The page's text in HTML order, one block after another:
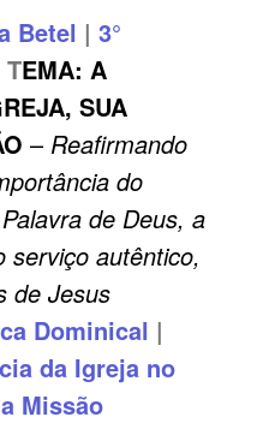
Betel | 3°
EMA: A
SUA
– Reafirmando
do
de Deus, a
serviço autêntico,
de Jesus
Dominical |
da Igreja no
Missão